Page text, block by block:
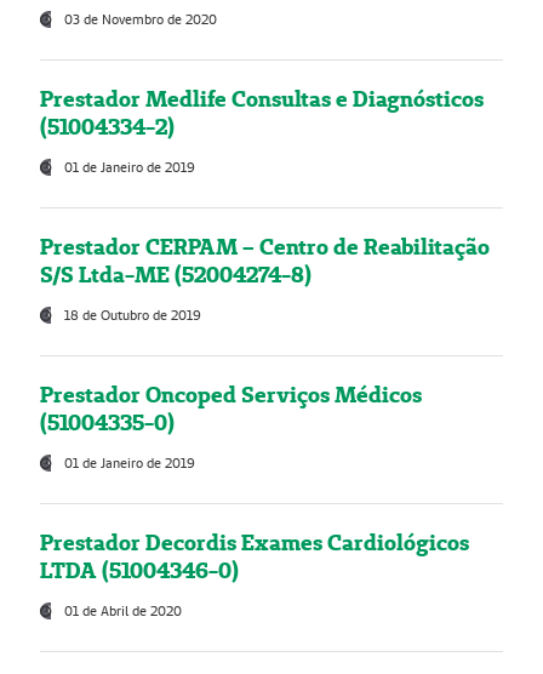
03 de Novembro de 2020
Prestador Medlife Consultas e Diagnósticos
(51004334-2)
01 de Janeiro de 2019
Prestador CERPAM – Centro de Reabilitação
S/S Ltda-ME (52004274-8)
18 de Outubro de 2019
Prestador Oncoped Serviços Médicos
(51004335-0)
01 de Janeiro de 2019
Prestador Decordis Exames Cardiológicos
LTDA (51004346-0)
01 de Abril de 2020